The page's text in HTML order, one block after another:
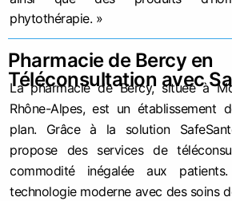
phytothérapie. »
Pharmacie de Bercy en
Téléconsultation avec
La pharmacie de Bercy, située à
Rhône-Alpes, est un établissement
plan. Grâce à la solution
propose des services de
commodité inégalée aux
technologie moderne avec des soins